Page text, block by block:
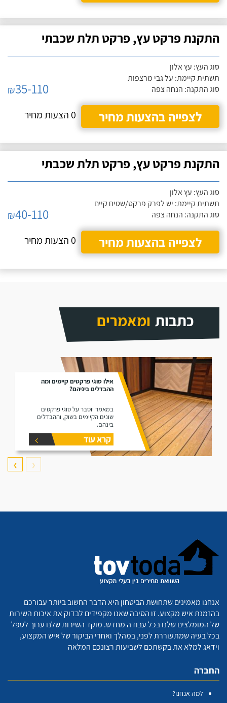
התקנת פרקט עץ, פרקט תלת שכבתי
סוג העץ: עץ אלון
תשתית קיימת: על גבי מרצפות
סוג התקנה: הנחה צפה
₪35-110
לצפייה בהצעות מחיר
0 הצעות מחיר
התקנת פרקט עץ, פרקט תלת שכבתי
סוג העץ: עץ אלון
תשתית קיימת: יש לפרק פרקט/שטיח קיים
סוג התקנה: הנחה צפה
₪40-110
לצפייה בהצעות מחיר
0 הצעות מחיר
כתבות ומאמרים
אילו סוגי פרקטים קיימים ומה
ההבדלים ביניהם?
במאמר יוסבר על סוגי פרקטים
שונים הקיימים בשוק, וההבדלים
בינהם.
קרא עוד
❮
❯
אנחנו מאמינים שתחושת הביטחון היא הדבר החשוב ביותר עבורכם
בהזמנת איש מקצוע. זו הסיבה שאנו מקפידים לבדוק את איכות השירות
של המומלצים שלנו בכל עבודה מחדש. מוקד השירות שלנו ערוך לטפל
בכל בעיה שמתעוררת לפני, במהלך ואחרי הביקור של איש המקצוע,
וידאג למלא את בקשתכם לשביעות רצונכם המלאה
החברה
למה אנחנו?